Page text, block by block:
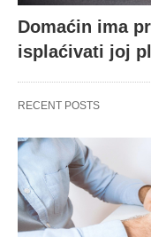
Domaćin ima
isplaćivati joj
RECENT POSTS